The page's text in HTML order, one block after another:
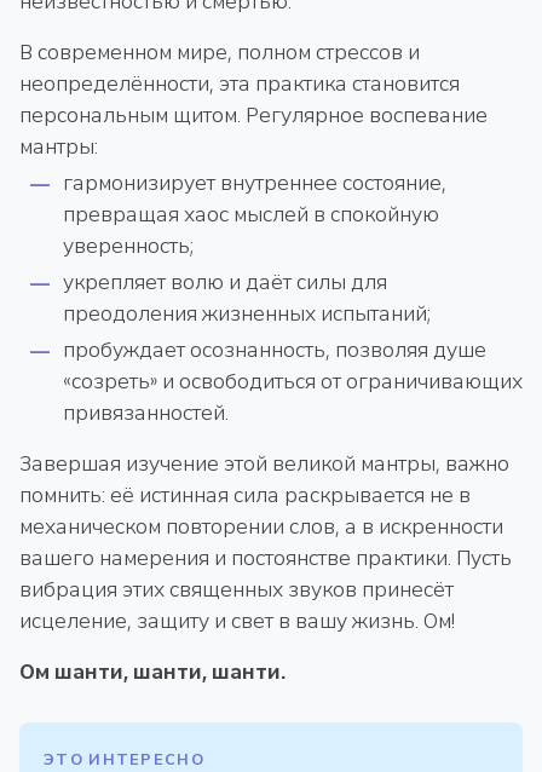
В современном мире, полном стрессов и
неопределённости, эта практика становится
персональным щитом. Регулярное воспевание
мантры:
гармонизирует внутреннее состояние,
превращая хаос мыслей в спокойную
уверенность;
укрепляет волю и даёт силы для
преодоления жизненных испытаний;
пробуждает осознанность, позволяя душе
«созреть» и освободиться от ограничивающих
привязанностей.
Завершая изучение этой великой мантры, важно
помнить: её истинная сила раскрывается не в
механическом повторении слов, а в искренности
вашего намерения и постоянстве практики. Пусть
вибрация этих священных звуков принесёт
исцеление, защиту и свет в вашу жизнь. Ом!
Ом шанти, шанти, шанти.
ЭТО ИНТЕРЕСНО